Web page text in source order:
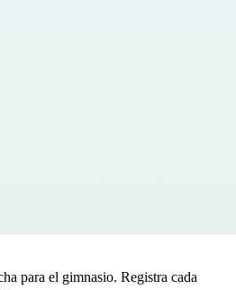
para el gimnasio. Registra cada